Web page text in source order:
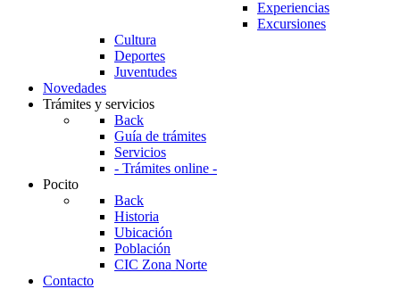
Experiencias
Excursiones
Cultura
Deportes
Juventudes
Novedades
Trámites y servicios
Back
Guía de trámites
Servicios
- Trámites online -
Pocito
Back
Historia
Ubicación
Población
CIC Zona Norte
Contacto